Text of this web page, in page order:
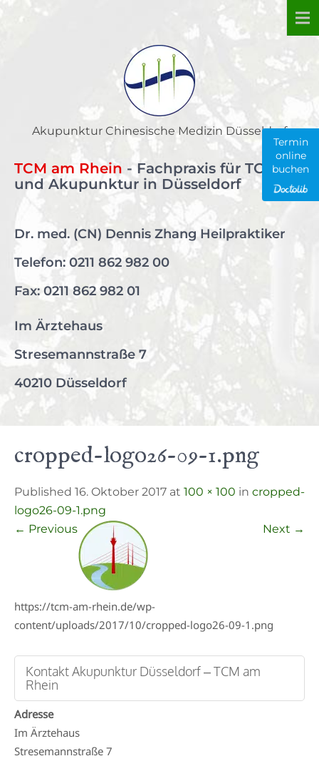
Akupunktur Chinesische Medizin Düsseldorf
TCM am Rhein - Fachpraxis für TCM
und Akupunktur in Düsseldorf
Dr. med. (CN) Dennis Zhang Heilpraktiker
Telefon: 0211 862 982 00
Fax: 0211 862 982 01
Im Ärztehaus
Stresemannstraße 7
40210 Düsseldorf
cropped-logo26-09-1.png
Published 16. Oktober 2017 at 100 × 100 in cropped-
logo26-09-1.png
← Previous Next →
https://tcm-am-rhein.de/wp-
content/uploads/2017/10/cropped-logo26-09-1.png
Kontakt Akupunktur Düsseldorf – TCM am
Rhein
Adresse
Im Ärztehaus
Stresemannstraße 7
Termin
online
buchen